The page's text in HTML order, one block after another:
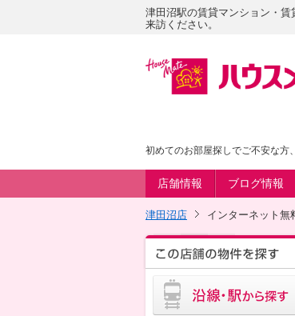
津田沼駅の賃貸マンション・
来訪ください。
初めてのお部屋探しでご不安な方
店舗情報 ブログ情報
津田沼店 インターネット無